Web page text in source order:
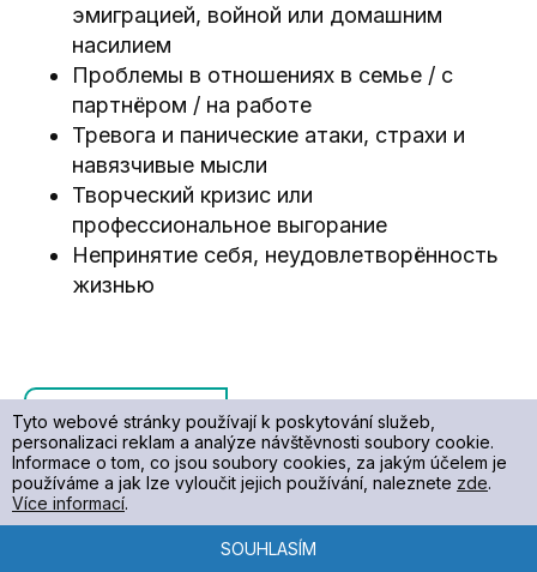
эмиграцией, войной или домашним
насилием
Проблемы в отношениях в семье / с
партнёром / на работе
Тревога и панические атаки, страхи и
навязчивые мысли
Творческий кризис или
профессиональное выгорание
Непринятие себя, неудовлетворённость
жизнью
Přečíst více
Tyto webové stránky používají k poskytování služeb,
personalizaci reklam a analýze návštěvnosti soubory cookie.
Informace o tom, co jsou soubory cookies, za jakým účelem je
používáme a jak lze vyloučit jejich používání, naleznete zde.
Více informací.
SOUHLASÍM